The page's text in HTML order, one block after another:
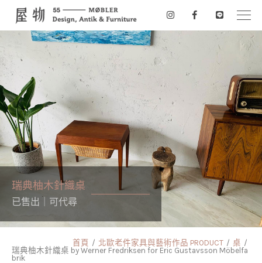
瑞典柚木針織桌
已售出｜可代尋
首頁 北歐老件家具與藝術作品 PRODUCT
桌
瑞典柚木針織桌 by Werner Fredriksen for Eric Gustavsson Möbelfa
brik